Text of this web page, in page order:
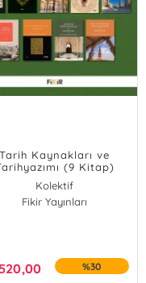
Tarih Kaynakları ve
(9 Kitap)
Kolektif
Fikir Yayınları
%30